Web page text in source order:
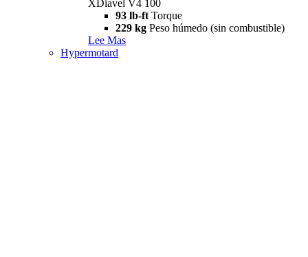
XDiavel V4 100
93 lb-ft Torque
229 kg Peso húmedo (sin combustible)
Lee Mas
Hypermotard